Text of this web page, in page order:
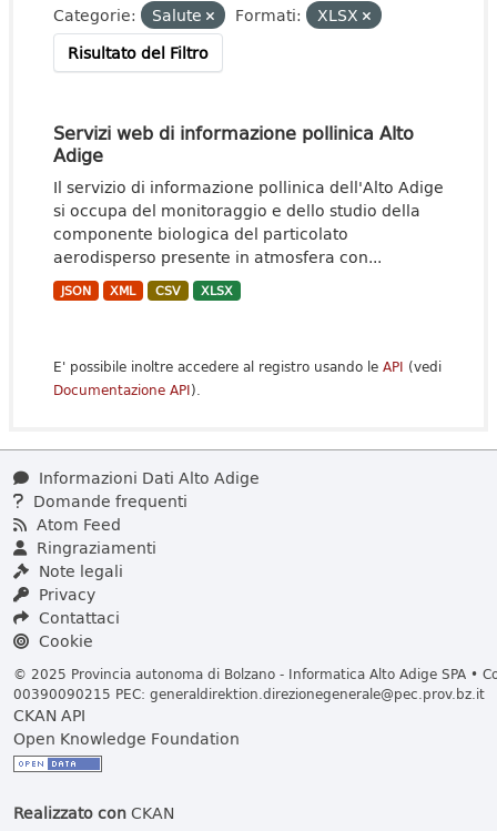
Categorie:
Salute Formati:
XLSX
Risultato del Filtro
Servizi web di informazione pollinica Alto
Adige
Il servizio di informazione pollinica dell'Alto Adige
si occupa del monitoraggio e dello studio della
componente biologica del particolato
aerodisperso presente in atmosfera con...
JSON XML CSV XLSX
E' possibile inoltre accedere al registro usando le API (vedi
Documentazione API).
Informazioni Dati Alto Adige
Domande frequenti
Atom Feed
Ringraziamenti
Note legali
Privacy
Contattaci
Cookie
© 2025 Provincia autonoma di Bolzano - Informatica Alto Adige SPA •
00390090215 PEC: generaldirektion.direzionegenerale@pec.prov.bz.it
CKAN API
Open Knowledge Foundation
Realizzato conCKAN